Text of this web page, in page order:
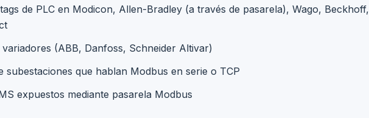
de PLC en Modicon, Allen-Bradley (a través de pasarela), Wago, Beckhoff,
(ABB, Danfoss, Schneider Altivar)
subestaciones que hablan Modbus en serie o TCP
expuestos mediante pasarela Modbus